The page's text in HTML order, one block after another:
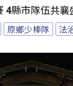
4縣市隊伍共襄
原鄉少棒隊 法